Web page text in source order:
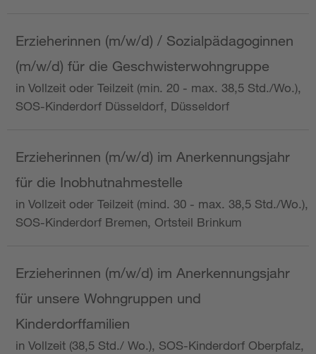
Erzieherinnen (m/w/d) / Sozialpädagoginnen
(m/w/d) für die Geschwisterwohngruppe
in Vollzeit oder Teilzeit (min. 20 - max. 38,5 Std./Wo.),
SOS-Kinderdorf Düsseldorf, Düsseldorf
Erzieherinnen (m/w/d) im Anerkennungsjahr
für die Inobhutnahmestelle
in Vollzeit oder Teilzeit (mind. 30 - max. 38,5 Std./Wo.),
SOS-Kinderdorf Bremen, Ortsteil Brinkum
Erzieherinnen (m/w/d) im Anerkennungsjahr
für unsere Wohngruppen und
Kinderdorffamilien
in Vollzeit (38,5 Std./ Wo.), SOS-Kinderdorf Oberpfalz,